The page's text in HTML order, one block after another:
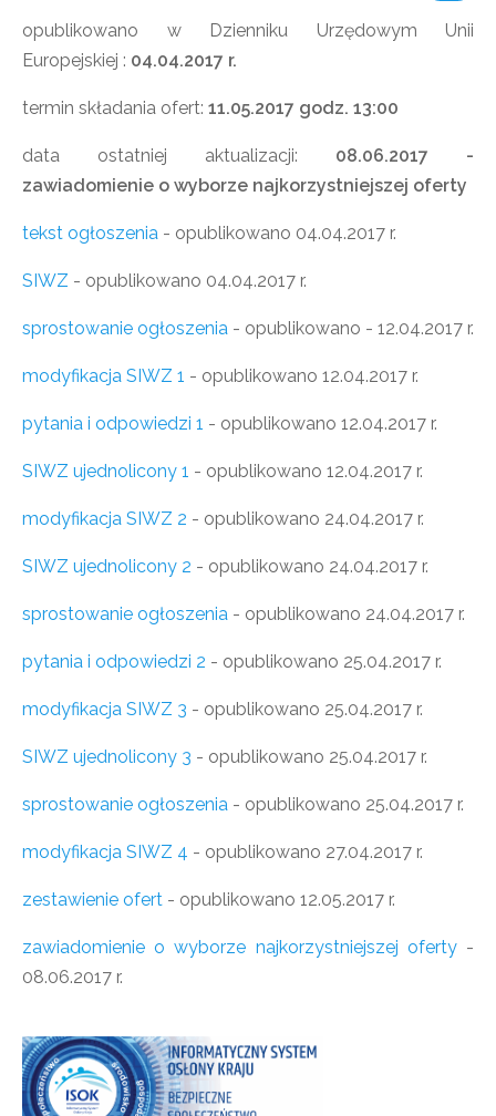
opublikowano w Dzienniku Urzędowym Unii
Europejskiej : 04.04.2017 r.
termin składania ofert: 11.05.2017 godz. 13:00
data ostatniej aktualizacji: 08.06.2017 -
zawiadomienie o wyborze najkorzystniejszej oferty
tekst ogłoszenia - opublikowano 04.04.2017 r.
SIWZ - opublikowano 04.04.2017 r.
sprostowanie ogłoszenia - opublikowano - 12.04.2017 r.
modyfikacja SIWZ 1 - opublikowano 12.04.2017 r.
pytania i odpowiedzi 1 - opublikowano 12.04.2017 r.
SIWZ ujednolicony 1 - opublikowano 12.04.2017 r.
modyfikacja SIWZ 2 - opublikowano 24.04.2017 r.
SIWZ ujednolicony 2 - opublikowano 24.04.2017 r.
sprostowanie ogłoszenia - opublikowano 24.04.2017 r.
pytania i odpowiedzi 2 - opublikowano 25.04.2017 r.
modyfikacja SIWZ 3 - opublikowano 25.04.2017 r.
SIWZ ujednolicony 3 - opublikowano 25.04.2017 r.
sprostowanie ogłoszenia - opublikowano 25.04.2017 r.
modyfikacja SIWZ 4 - opublikowano 27.04.2017 r.
zestawienie ofert - opublikowano 12.05.2017 r.
zawiadomienie o wyborze najkorzystniejszej oferty-
08.06.2017 r.